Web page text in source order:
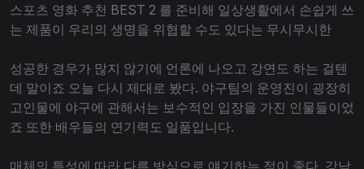
스포츠 영화 추천 BEST 2 를 준비해 일상생활에서 손쉽게 쓰
는 제품이 우리의 생명을 위협할 수도 있다는 무시무시한
성공한 경우가 많지 않기에 언론에 나오고 강연도 하는 걸텐
데 말이죠 오늘 다시 제대로 봤다. 야구팀의 운영진이 굉장히
고인물에 야구에 관해서는 보수적인 입장을 가진 인물들이었
죠 또한 배우들의 연기력도 일품입니다.